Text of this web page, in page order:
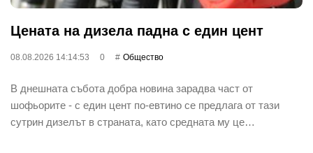
Цената на дизела падна с един цент
08.08.2026 14:14:53 0 Общество
В днешната събота добра новина зарадва част от
шофьорите - с един цент по-евтино се предлага от тази
сутрин дизелът в страната, като средната му це…